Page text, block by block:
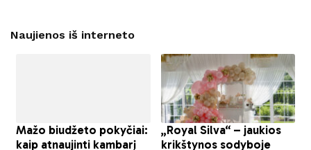
Naujienos iš interneto